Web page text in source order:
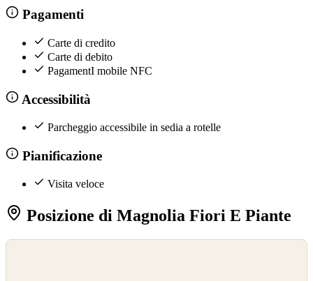
Pagamenti
Carte di credito
Carte di debito
PagamentI mobile NFC
Accessibilità
Parcheggio accessibile in sedia a rotelle
Pianificazione
Visita veloce
Posizione di Magnolia Fiori E Piante